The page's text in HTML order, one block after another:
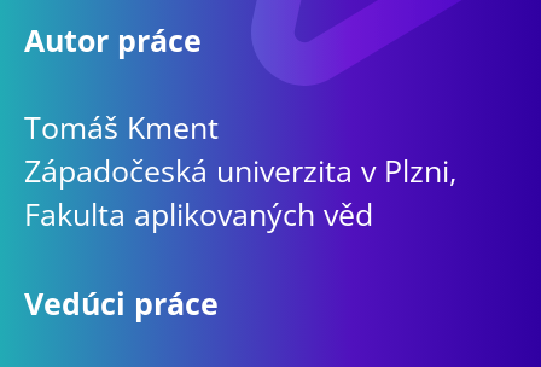
Autor práce
Tomáš Kment
Západočeská univerzita v Plzni,
Fakulta aplikovaných věd
Vedúci práce